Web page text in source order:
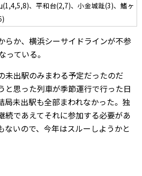
(1,4,5,8)、平和台(2,7)、小金城趾(3)、鰭ヶ
らか、横浜シーサイドラインが不参
ている。
未出駅のみまわる予定だったのだ
と思った列車が季節運行で行った日
局未出駅も全部まわれなかった。独
続であえてそれに参加する必要があ
ないので、今年はスルーしようかと